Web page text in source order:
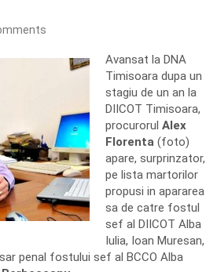
Avansat la DNA
Timisoara dupa un
stagiu de un an la
DIICOT Timisoara,
procurorul Alex
Florenta (foto)
apare, surprinzator,
pe lista martorilor
propusi in apararea
sa de catre fostul
sef al DIICOT Alba
Iulia, Ioan Muresan,
penal fostului sef al BCCO Alba